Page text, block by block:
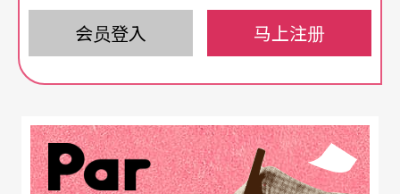
都会的观众见面，不同于云门一团的大制作，二团
以精简的呈现，结合美国、香港、台湾等五位编舞
者的作品。
舞作展现舞者能力
这五支作品可分为敍述性与动作性两种形式。
会员登入 马上注册